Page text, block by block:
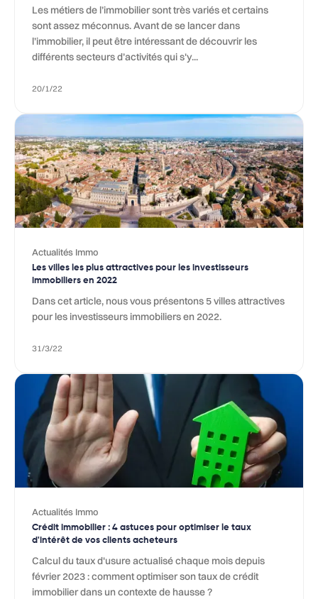
Les métiers de l’immobilier sont très variés et certains
sont assez méconnus. Avant de se lancer dans
l’immobilier, il peut être intéressant de découvrir les
différents secteurs d’activités qui s'y...
20/1/22
Actualités Immo
Les villes les plus attractives pour les investisseurs
immobiliers en 2022
Dans cet article, nous vous présentons 5 villes attractives
pour les investisseurs immobiliers en 2022.
31/3/22
Actualités Immo
Crédit immobilier : 4 astuces pour optimiser le taux
d'intérêt de vos clients acheteurs
Calcul du taux d'usure actualisé chaque mois depuis
février 2023 : comment optimiser son taux de crédit
immobilier dans un contexte de hausse ?